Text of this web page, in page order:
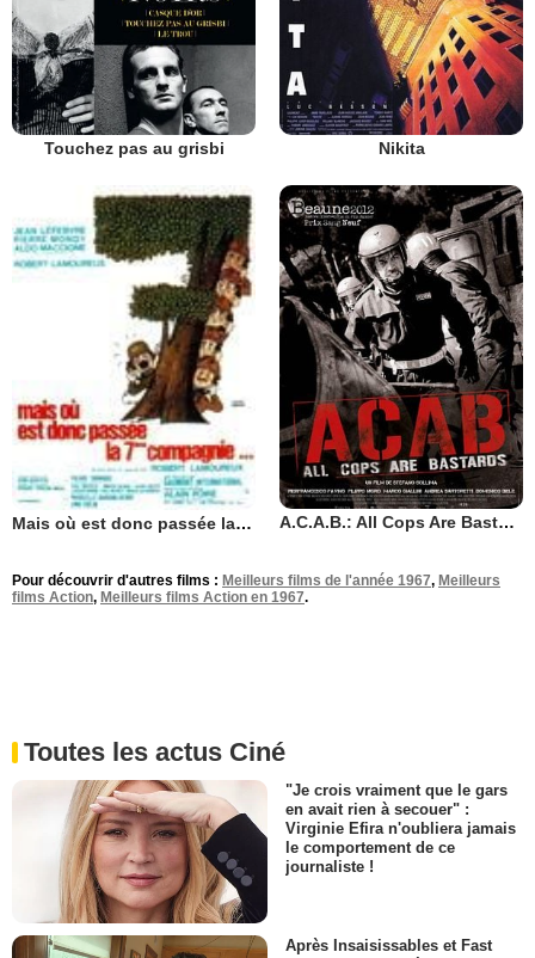
Touchez pas au grisbi Nikita
Mais où est donc passée la septième compagnie? A.C.A.B.: All Cops Are Bastards
Pour découvrir d'autres films : Meilleurs films de l'année 1967, Meilleurs
films Action, Meilleurs films Action en 1967.
Toutes les actus Ciné
"Je crois vraiment que le gars
en avait rien à secouer" :
Virginie Efira n'oubliera jamais
le comportement de ce
journaliste !
Après Insaisissables et Fast